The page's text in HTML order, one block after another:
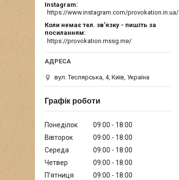
Instagram
https://www.instagram.com/provokation.in.ua/
Коли немає тел. зв'язку - пишіть за
посиланням
https://provokation.mssg.me/
вул. Теслярська, 4, Київ, Україна
Графік роботи
Понеділок 09:00
18:00
Вівторок
09:00
18:00
Середа
09:00
18:00
Четвер
09:00
18:00
Пʼятниця
09:00
18:00